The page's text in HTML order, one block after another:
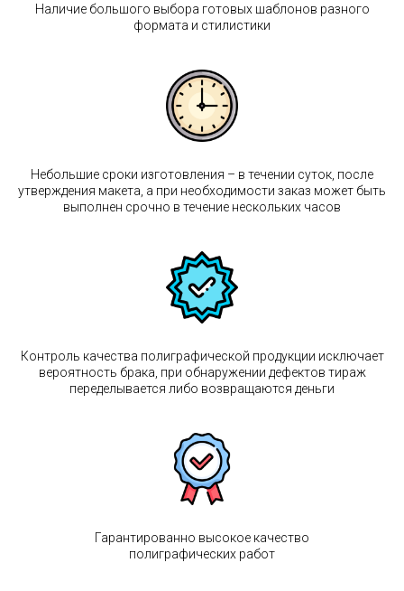
Наличие большого выбора готовых шаблонов разного
формата и стилистики
Небольшие сроки изготовления – в течении суток, после
утверждения макета, а при необходимости заказ может быть
выполнен срочно в течение нескольких часов
Контроль качества полиграфической продукции исключает
вероятность брака, при обнаружении дефектов тираж
переделывается либо возвращаются деньги
Гарантированно высокое качество
полиграфических работ